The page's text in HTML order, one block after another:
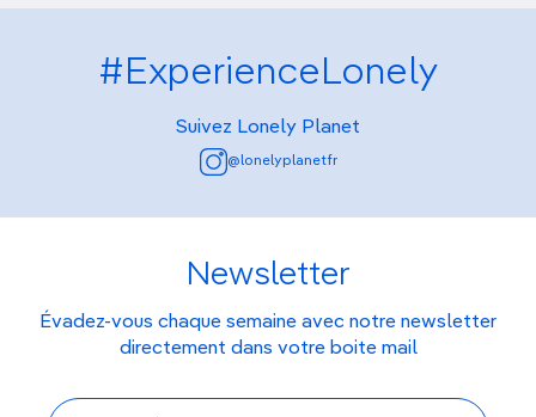
#ExperienceLonely
Suivez Lonely Planet
@lonelyplanetfr
Newsletter
Évadez-vous chaque semaine avec notre newsletter
directement dans votre boite mail